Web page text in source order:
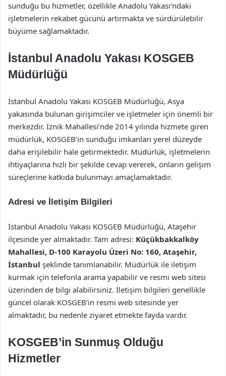
sunduğu bu hizmetler, özellikle Anadolu Yakası’ndaki
işletmelerin rekabet gücünü artırmakta ve sürdürülebilir
büyüme sağlamaktadır.
İstanbul Anadolu Yakası KOSGEB
Müdürlüğü
İstanbul Anadolu Yakası KOSGEB Müdürlüğü, Asya
yakasında bulunan girişimciler ve işletmeler için önemli bir
merkezdir. İznik Mahallesi’nde 2014 yılında hizmete giren
müdürlük, KOSGEB’in sunduğu imkanları yerel düzeyde
daha erişilebilir hale getirmektedir. Müdürlük, işletmelerin
ihtiyaçlarına hızlı bir şekilde cevap vererek, onların gelişim
süreçlerine katkıda bulunmayı amaçlamaktadır.
Adresi ve İletişim Bilgileri
İstanbul Anadolu Yakası KOSGEB Müdürlüğü, Ataşehir
ilçesinde yer almaktadır. Tam adresi: Küçükbakkalköy
Mahallesi, D-100 Karayolu Üzeri No: 160, Ataşehir,
İstanbul şeklinde tanımlanabilir. Müdürlük ile iletişim
kurmak için telefonla arama yapabilir ve resmi web sitesi
üzerinden de bilgi alabilirsiniz. İletişim bilgileri genellikle
güncel olarak KOSGEB’in resmi web sitesinde yer
almaktadır, bu nedenle ziyaret etmekte fayda vardır.
KOSGEB’in Sunmuş Olduğu
Hizmetler